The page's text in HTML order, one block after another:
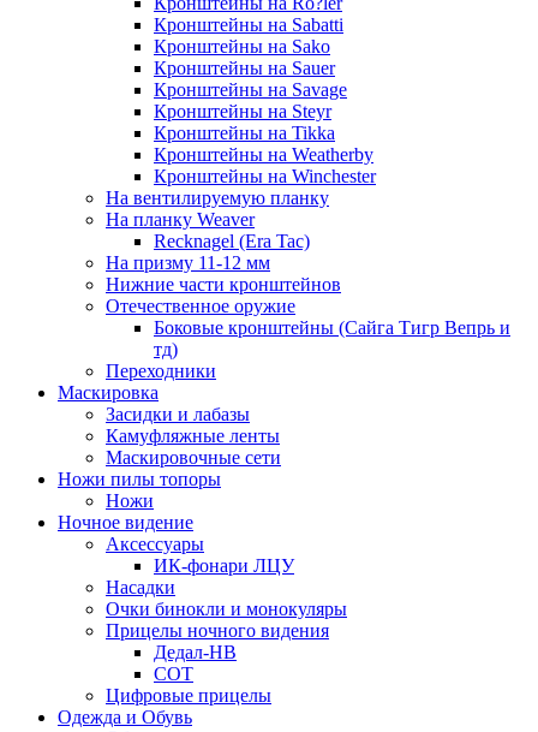
Кронштейны на Sabatti
Кронштейны на Sako
Кронштейны на Sauer
Кронштейны на Savage
Кронштейны на Steyr
Кронштейны на Tikka
Кронштейны на Weatherby
Кронштейны на Winchester
На вентилируемую планку
На планку Weaver
Recknagel (Era Tac)
На призму 11-12 мм
Нижние части кронштейнов
Отечественное оружие
Боковые кронштейны (Сайга Тигр Вепрь и
тд)
Переходники
Маскировка
Засидки и лабазы
Камуфляжные ленты
Маскировочные сети
Ножи пилы топоры
Ножи
Ночное видение
Аксессуары
ИК-фонари ЛЦУ
Насадки
Очки бинокли и монокуляры
Прицелы ночного видения
Дедал-НВ
СОТ
Цифровые прицелы
Одежда и Обувь